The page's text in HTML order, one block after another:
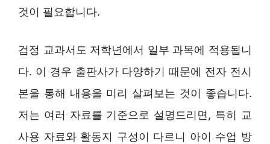
것이 필요합니다.
검정 교과서도 저학년에서 일부 과목에 적용됩니
다. 이 경우 출판사가 다양하기 때문에 전자 전시
본을 통해 내용을 미리 살펴보는 것이 좋습니다.
저는 여러 자료를 기준으로 설명드리면, 특히 교
사용 자료와 활동지 구성이 다르니 아이 수업 방